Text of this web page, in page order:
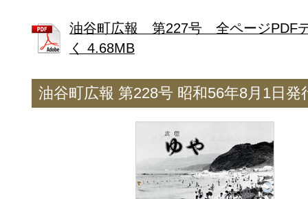
油谷町広報 第227号 全ページPDF
く 4.68MB
油谷町広報 第228号 昭和56年8月1日発